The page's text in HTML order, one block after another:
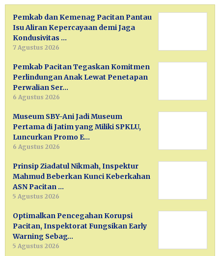
Pemkab dan Kemenag Pacitan Pantau
Isu Aliran Kepercayaan demi Jaga
Kondusivitas …
7 Agustus 2026
Pemkab Pacitan Tegaskan Komitmen
Perlindungan Anak Lewat Penetapan
Perwalian Ser…
6 Agustus 2026
Museum SBY-Ani Jadi Museum
Pertama di Jatim yang Miliki SPKLU,
Luncurkan Promo E…
6 Agustus 2026
Prinsip Ziadatul Nikmah, Inspektur
Mahmud Beberkan Kunci Keberkahan
ASN Pacitan …
5 Agustus 2026
Optimalkan Pencegahan Korupsi
Pacitan, Inspektorat Fungsikan Early
Warning Sebag…
5 Agustus 2026